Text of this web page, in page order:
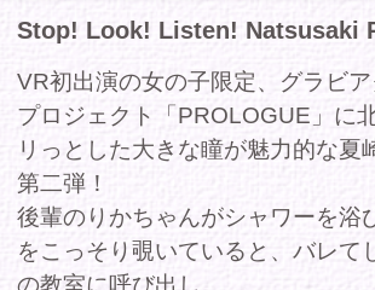
をこっそり覗いていると、バレてしまって放課後
怒られるかと思ったら「内緒ですからね」とシャ
ツのボタンをはずして大きなおっぱいやスカート
をめくってフレッシュな身体をたっぷりと魅せつ
けてきて…。
人目に付かないよう保健室に移動してからは、白
衣を着て保健の先生になりきったりかちゃんと二
人だけの特別な診察タイム…！
出演者プロフィール：夏崎りか
T160/B：86(Eカップ)/W：63/H：89